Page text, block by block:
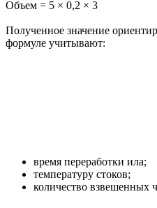
Объем = 5 × 0,2 × 3
Полученное значение
формуле учитывают:
время переработки ила;
температуру стоков;
количество взвешенных